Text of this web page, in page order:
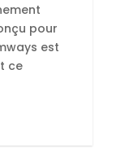
pour
est
ce